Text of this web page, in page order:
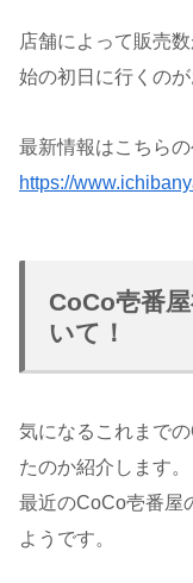
店舗によって販売
始の初日に行くのが
最新情報はこちら
https://
CoCo壱番
いて！
気になるこれまで
たのか紹介します。
最近のCoCo壱番屋
ようです。